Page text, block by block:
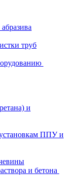
труб
и
ППУ и
и бетона